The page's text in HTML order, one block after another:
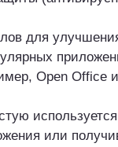
для
Open Office
или